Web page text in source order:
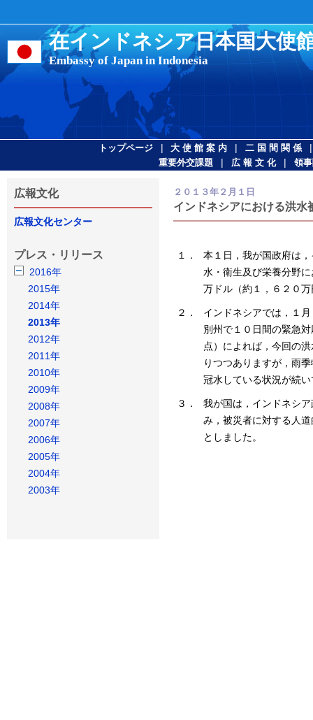
在インドネシア日本国大使
Embassy of Japan in Indonesia
トップページ | 大 使 館 案 内 | 二 国 間 関 係
重要外交課題 | 広 報 文 化 | 領
広報文化
広報文化センター
プレス・リリース
2016年
2015年
2014年
2013年
2012年
2011年
2010年
2009年
2008年
2007年
2006年
2005年
2004年
2003年
２０１３年２月１日
インドネシアにおける洪水
１．
本１日，我が国政府は
水・衛生及び栄養分野
万ドル（約１，６２０
２．
インドネシアでは，１
別州で１０日間の緊急
点）によれば，今回の
りつつありますが，雨
冠水している状況が続
３．
我が国は，インドネシ
み，被災者に対する人
としました。